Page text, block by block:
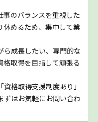
のバランスを重視した
休めるため、集中して業
ら成長したい、専門的な
取得を目指して頑張る
格取得支援制度あり」
ずはお気軽にお問い合わ